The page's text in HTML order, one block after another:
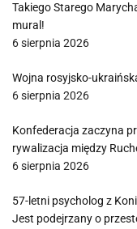
Takiego Starego
mural!
6 sierpnia 2026
Wojna rosyjsko-
6 sierpnia 2026
Konfederacja zaczyna
rywalizacja między
6 sierpnia 2026
57-letni psycholog z
Jest podejrzany o